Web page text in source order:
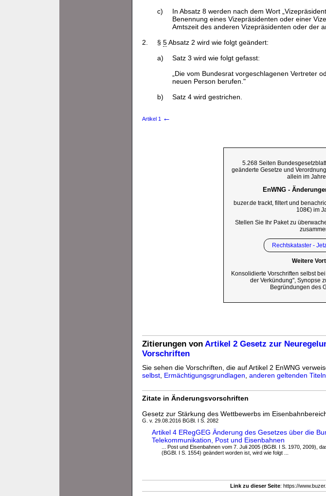
c)
In Absatz 8 werden nach dem Wort
Benennung eines Vizepräsidenten oder einer
Amtszeit des anderen Vizepräsidenten oder der
2.
§ 5Absatz 2 wird wie folgt geändert:
a)
Satz 3 wird wie folgt gefasst:
„Die vom Bundesrat vorgeschlagenen Vertreter
neuen Person berufen."
b)
Satz 4 wird gestrichen.
Artikel 1 ←
5.268 Seiten
geänderte Gesetze und
allein im Jahre
EnWNG -
buzer.de trackt, filtert und
108€) im
Stellen Sie Ihr Paket zu
Rechtskataster -
Weitere
Konsolidierte Vorschriften selbst
der Verkündung", Synopse
Begründungen des
Zitierungen von Artikel 2 Gesetz zur
Vorschriften
Sie sehen die Vorschriften, die auf Artikel 2 EnWNG
selbst Ermächtigungsgrundlagen anderen geltenden Titeln
Zitate in Änderungsvorschriften
Gesetz zur Stärkung des Wettbewerbs im
G. v. 29.08.2016 BGBl. I S. 2082
Artikel 4 ERegGEG Änderung des Gesetzes über die
Telekommunikation, Post und Eisenbahnen
... Post und Eisenbahnen vom 7. Juli 2005 (BGBl. I S. 1970, 2009),
(BGBl. I S. 1554) geändert worden ist, wird wie folgt ...
Link zu dieser Seite: https://